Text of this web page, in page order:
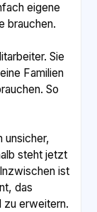
eigene
brauchen.
Sie
Familien
So
unsicher,
steht jetzt
ist
das
zu erweitern.